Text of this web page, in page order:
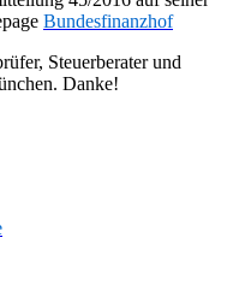
Bundesfinanzhof
Steuerberater und
Danke!